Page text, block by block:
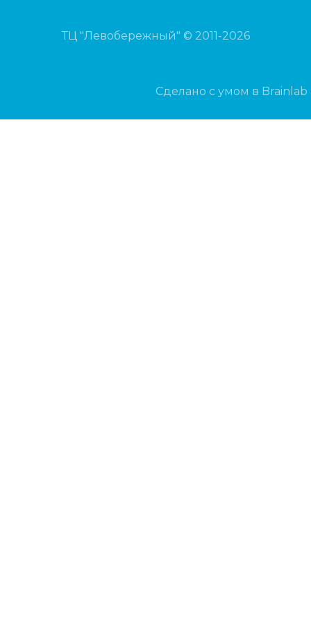
ТЦ "Левобережный" © 2011-2026
Сделано с умом в Brainlab